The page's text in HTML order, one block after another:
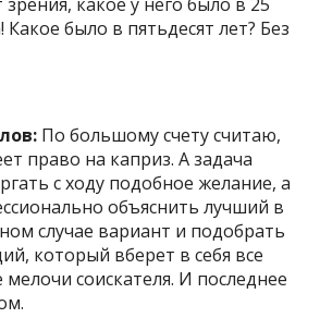
Какое было в пятьдесят лет? Без
По большому счету считаю,
право на каприз. А задача
с ходу подобное желание, а
объяснить лучший в
случае вариант и подобрать
который вберет в себя все
мелочи соискателя. И последнее